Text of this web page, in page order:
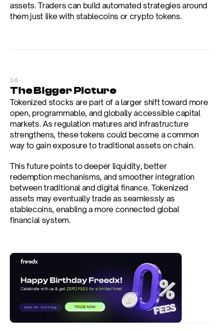
assets. Traders can build automated strategies around
them just like with stablecoins or crypto tokens.
06
The Bigger Picture
Tokenized stocks are part of a larger shift toward more
open, programmable, and globally accessible capital
markets. As regulation matures and infrastructure
strengthens, these tokens could become a common
way to gain exposure to traditional assets on chain.
This future points to deeper liquidity, better
redemption mechanisms, and smoother integration
between traditional and digital finance. Tokenized
assets may eventually trade as seamlessly as
stablecoins, enabling a more connected global
financial system.